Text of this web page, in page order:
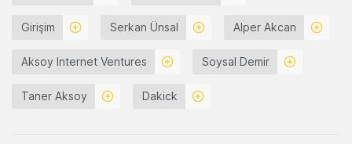
Girişim Serkan Ünsal Alper Akcan
Aksoy Internet Ventures Soysal Demir
Taner Aksoy Dakick